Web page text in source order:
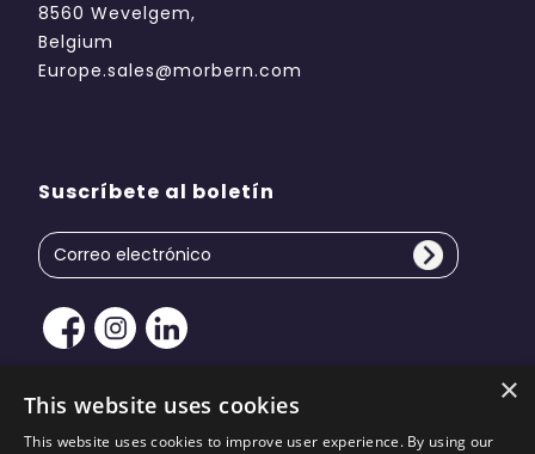
8560 Wevelgem,
Belgium
Europe.sales@morbern.com
Suscríbete al boletín
×
This website uses cookies
This website uses cookies to improve user experience. By using our